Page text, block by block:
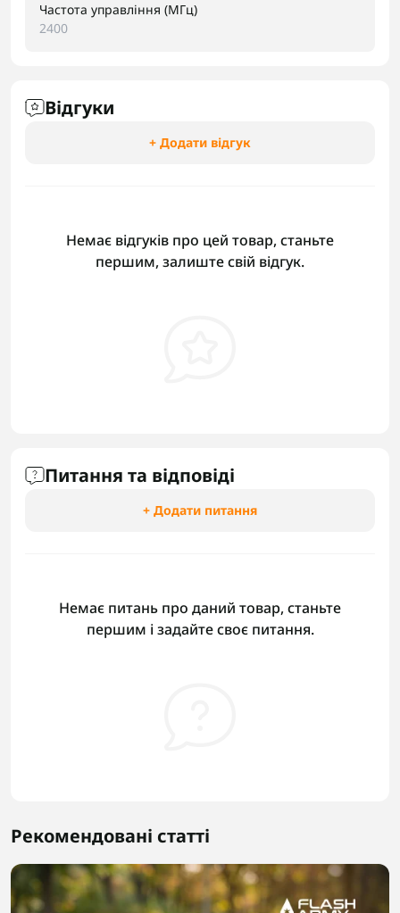
Частота управління (МГц)
2400
Відгуки
+ Додати відгук
Немає відгуків про цей товар, станьте
першим, залиште свій відгук.
Питання та відповіді
+ Додати питання
Немає питань про даний товар, станьте
першим і задайте своє питання.
Рекомендовані статті